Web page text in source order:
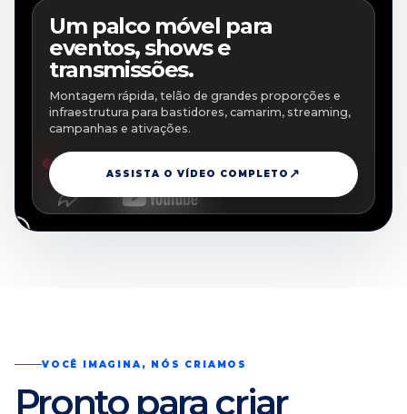
Um palco móvel para
eventos, shows e
transmissões.
Montagem rápida, telão de grandes proporções e
infraestrutura para bastidores, camarim, streaming,
campanhas e ativações.
ASSISTA O VÍDEO COMPLETO
VOCÊ IMAGINA, NÓS CRIAMOS
Pronto para criar